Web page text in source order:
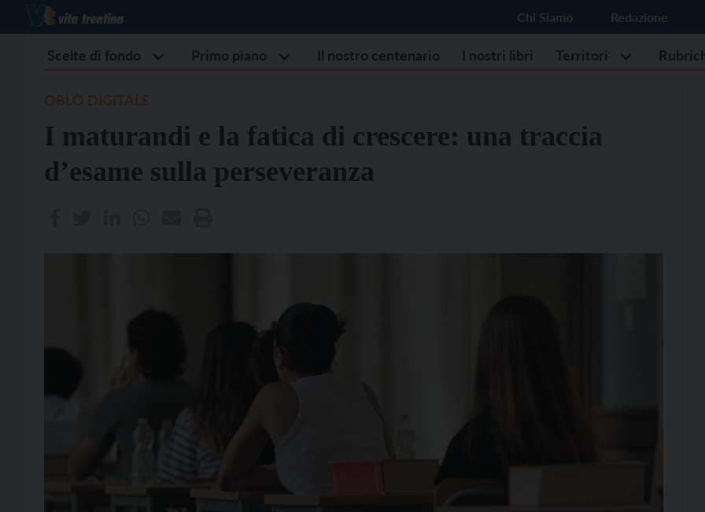
Chi Siamo Redazione
Scelte di fondo Primo piano Il nostro centenario I nostri libri Territori
I maturandi e la fatica di crescere: una traccia
d’esame sulla perseveranza